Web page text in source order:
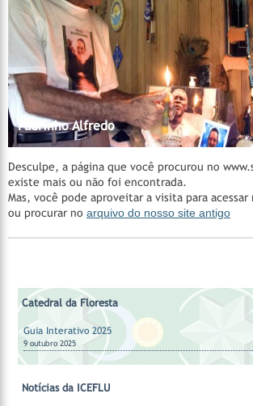
Madrinha Rita
Catedral da Floresta
Catedral da Floresta
Acervo do CEDOC
Catedral da Floresta
Santa Casa de Cura - Padrinho Manoel
Nossos Padrinhos
AMAGAIA
Manejo Florestal Comunitário
Vila Céu do Mapiá
Mestre Irineu
Fazenda São Sebastião
Padrinho Sebastião
Hinários
Feitio
Feitio
Padrinho Alfredo
Desculpe, a página que você procurou no
existe mais ou não foi encontrada.
Mas, você pode aproveitar a visita para acessar
ou procurar no arquivo do nosso site antigo
Catedral da Floresta
Guia Interativo 2025
9 outubro 2025
Notícias da ICEFLU